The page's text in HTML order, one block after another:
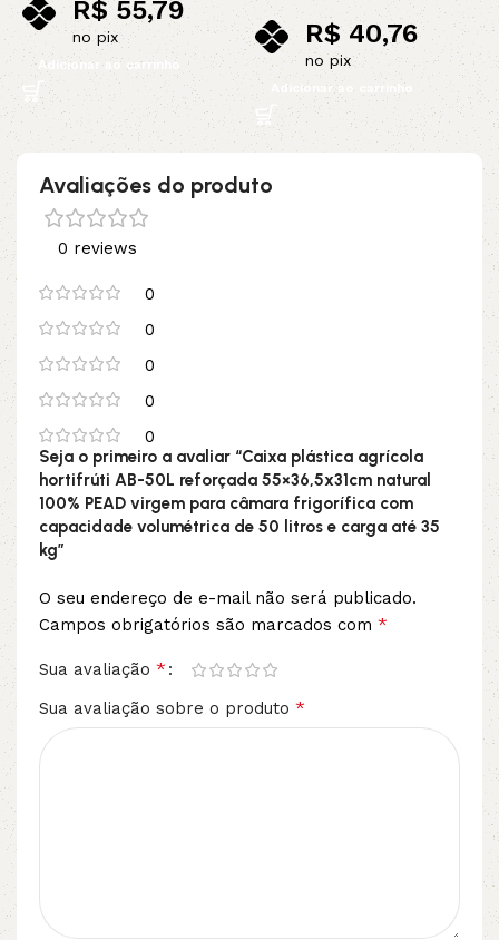
R$55,79
no pix
Adicionar ao carrinho
R$40,76
no pix
Adicionar ao carrinho
Avaliações do produto
0 reviews
0
0
0
0
0
Seja o primeiro a avaliar “Caixa plástica agrícola
hortifrúti AB-50L reforçada 55×36,5x31cm natural
100% PEAD virgem para câmara frigorífica com
capacidade volumétrica de 50 litros e carga até 35
kg”
O seu endereço de e-mail não será publicado.
Campos obrigatórios são marcados com *
Sua avaliação *
Sua avaliação sobre o produto *